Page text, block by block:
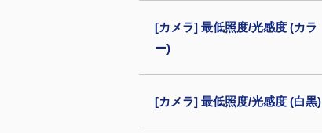
[カメラ] 最低照度/光感度 (カラ
ー)
[カメラ] 最低照度/光感度 (白黒)